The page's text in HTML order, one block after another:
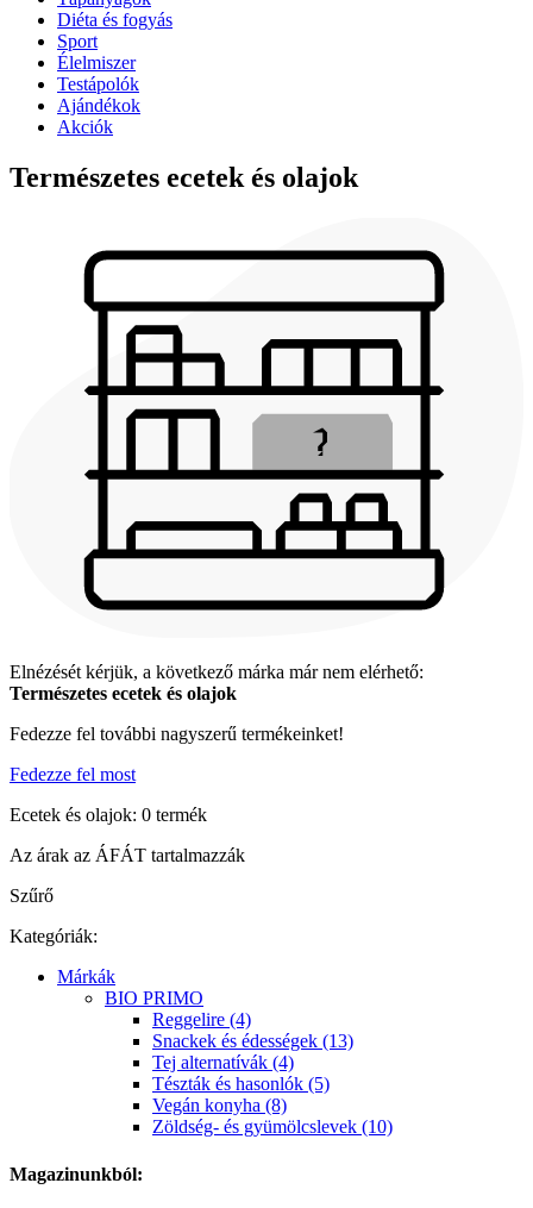
Diéta és fogyás
Sport
Élelmiszer
Testápolók
Ajándékok
Akciók
Természetes ecetek és olajok
Elnézését kérjük, a következő márka már nem elérhető:
Természetes ecetek és olajok
Fedezze fel további nagyszerű termékeinket!
Fedezze fel most
Ecetek és olajok: 0 termék
Az árak az ÁFÁT tartalmazzák
Szűrő
Kategóriák:
Márkák
BIO PRIMO
Reggelire (4)
Snackek és édességek (13)
Tej alternatívák (4)
Tészták és hasonlók (5)
Vegán konyha (8)
Zöldség- és gyümölcslevek (10)
Magazinunkból: